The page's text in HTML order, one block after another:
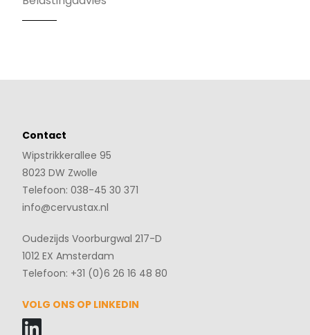
Contact
Wipstrikkerallee 95
8023 DW Zwolle
Telefoon: 038-45 30 371
info@cervustax.nl
Oudezijds Voorburgwal 217-D
1012 EX Amsterdam
Telefoon: +31 (0)6 26 16 48 80
VOLG ONS OP LINKEDIN